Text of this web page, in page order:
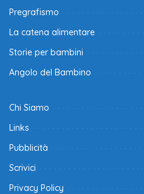
Pregrafismo
La catena alimentare
Storie per bambini
Angolo del Bambino
Chi Siamo
Links
Pubblicità
Scrivici
Privacy Policy